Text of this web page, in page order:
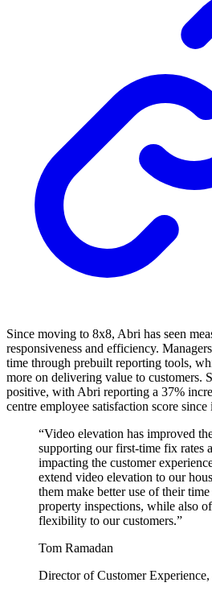
Since moving to 8x8, Abri has seen
responsiveness and efficiency.
time through prebuilt reporting tools,
more on delivering value to customers.
positive, with Abri reporting a 37%
centre employee satisfaction score
“Video elevation has improved
supporting our first-time fix rates
impacting the customer
extend video elevation to our
them make better use of their
property inspections, while also
flexibility to our customers.”
Tom Ramadan
Director of Customer